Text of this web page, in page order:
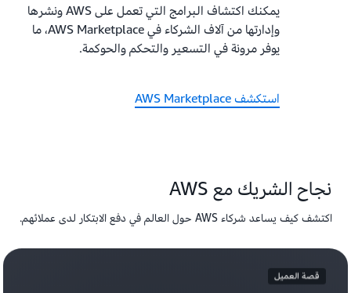
يمكنك اكتشاف البرامج التي تعمل على AWS ونشرها
وإدارتها من آلاف الشركاء في AWS Marketplace، ما
يوفر مرونة في التسعير والتحكم والحوكمة.
استكشف AWS Marketplace
نجاح الشريك مع AWS
اكتشف كيف يساعد شركاء AWS حول العالم في دفع الابتكار لدى عملائهم.
قصة العميل